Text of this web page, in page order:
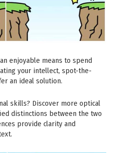
enjoyable means to spend
your intellect, spot-the-
an ideal solution.
skills? Discover more optical
distinctions between the two
provide clarity and